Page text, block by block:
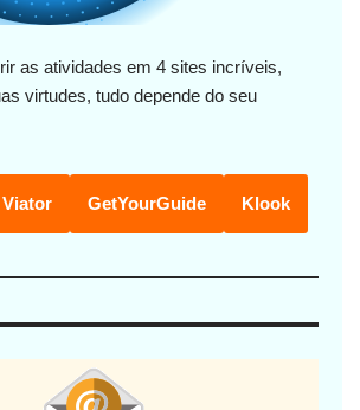
as atividades em 4 sites incríveis,
virtudes, tudo depende do seu
Viator GetYourGuide Klook